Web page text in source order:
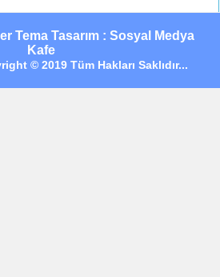
Tema Tasarım : Sosyal Medya
Kafe
© 2019 Tüm Hakları Saklıdır...